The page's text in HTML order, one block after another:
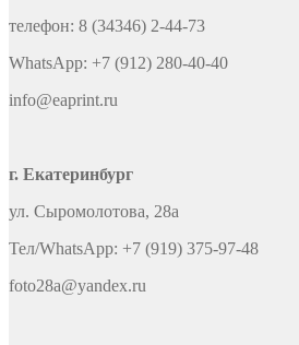
телефон: 8 (34346) 2-44-73
WhatsApp: +7 (912) 280-40-40
info@eaprint.ru
г. Екатеринбург
ул. Сыромолотова, 28а
Тел/WhatsApp: +7 (919) 375-97-48
foto28a@yandex.ru